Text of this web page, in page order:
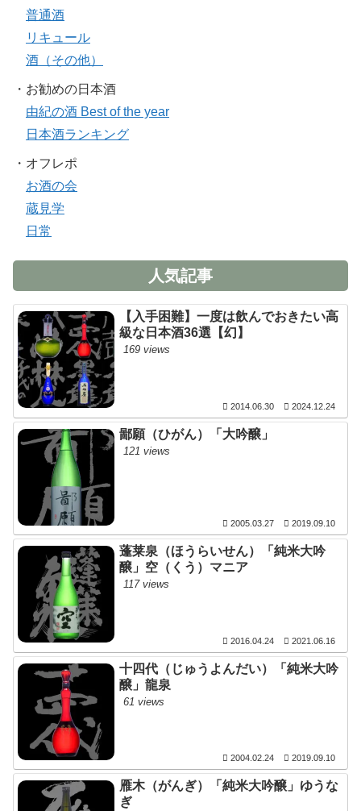
普通酒
リキュール
酒（その他）
・お勧めの日本酒
由紀の酒 Best of the year
日本酒ランキング
・オフレポ
お酒の会
蔵見学
日常
人気記事
【入手困難】一度は飲んでおきたい高
級な日本酒36選【幻】
169 views
2014.06.30 2024.12.24
鄙願（ひがん）「大吟醸」
121 views
2005.03.27 2019.09.10
蓬莱泉（ほうらいせん）「純米大吟
醸」空（くう）マニア
117 views
2016.04.24 2021.06.16
十四代（じゅうよんだい）「純米大吟
醸」龍泉
61 views
2004.02.24 2019.09.10
雁木（がんぎ）「純米大吟醸」ゆうな
ぎ